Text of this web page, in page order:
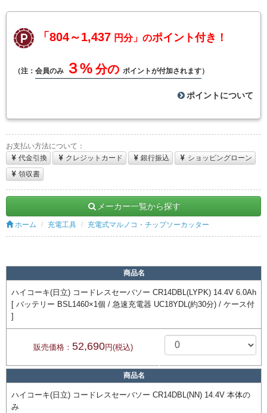
「804～1,437 円分」のポイント付き！
（注： 会員のみ ３% 分の ポイントが付加されます）
ポイントについて
お支払い方法について：
代金引換
クレジットカード 銀行振込
ショッピングローン
領収書
メーカー一覧から探す
ホーム 充電工具 充電式マルノコ・チップソーカッター
商品名
ハイコーキ(日立) コードレスセーバソー CR14DBL(LYPK) 14.4V 6.0Ah
[ バッテリー BSL1460×1個 / 急速充電器 UC18YDL(約30分) / ケース付
]
販売価格： 52,690円(税込)
商品名
ハイコーキ(日立) コードレスセーバソー CR14DBL(NN) 14.4V 本体の
み